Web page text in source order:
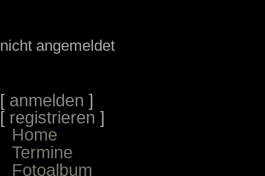
nicht angemeldet
[ anmelden ]
[ registrieren ]
Home
Termine
Fotoalbum